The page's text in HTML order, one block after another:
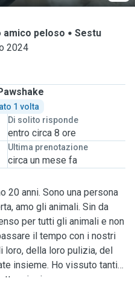
amico peloso
Sestu
2024
1 volta
Di solito risponde
entro circa 8 ore
Ultima prenotazione
circa un mese fa
20 anni. Sono una persona
amo gli animali. Sin da
per tutti gli animali e non
il tempo con i nostri
loro, della loro pulizia, del
insieme. Ho vissuto tanti
e super
immense nel